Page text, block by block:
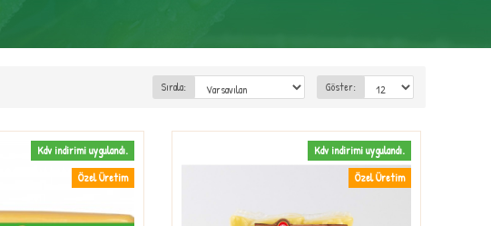
Sırala: Göster:
Özel Üretim
Kdv indirimi uygulandı.
Özel Üretim
Kdv indirimi uygulandı.